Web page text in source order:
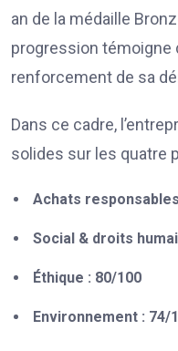
an de la médaille
progression témoigne
renforcement de sa
Dans ce cadre,
solides sur les quatre
Achats
Social & droits
Éthique : 80/100
Environnement : 74/